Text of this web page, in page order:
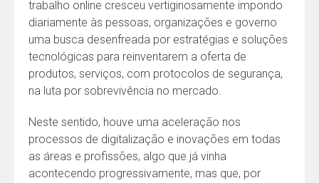
trabalho online cresceu vertiginosamente impondo
diariamente às pessoas, organizações e governo
uma busca desenfreada por estratégias e soluções
tecnológicas para reinventarem a oferta de
produtos, serviços, com protocolos de segurança,
na luta por sobrevivência no mercado.
Neste sentido, houve uma aceleração nos
processos de digitalização e inovações em todas
as áreas e profissões, algo que já vinha
acontecendo progressivamente, mas que, por